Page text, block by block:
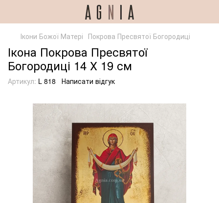
Ікони Божої Матері Покрова Пресвятої Богородиці
Ікона Покрова Пресвятої
Богородиці 14 Х 19 см
Артикул: L 818 Написати відгук